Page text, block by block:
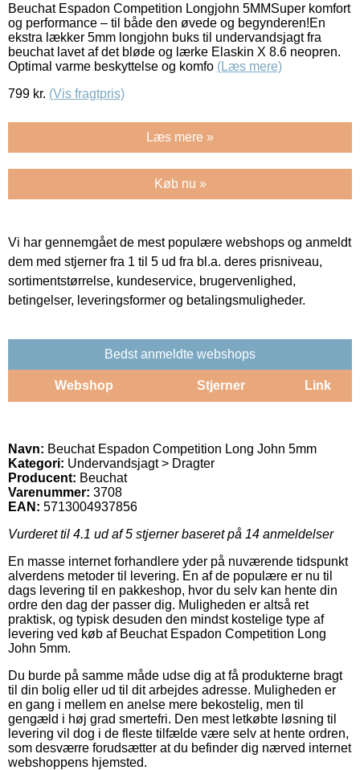
Beuchat Espadon Competition Longjohn 5MMSuper komfort
og performance – til både den øvede og begynderen!En
ekstra lækker 5mm longjohn buks til undervandsjagt fra
beuchat lavet af det bløde og lærke Elaskin X 8.6 neopren.
Optimal varme beskyttelse og komfo (Læs mere)
799 kr. (Vis fragtpris)
Læs mere »
Køb nu »
Vi har gennemgået de mest populære webshops og anmeldt
dem med stjerner fra 1 til 5 ud fra bl.a. deres prisniveau,
sortimentstørrelse, kundeservice, brugervenlighed,
betingelser, leveringsformer og betalingsmuligheder.
Bedst anmeldte webshops
Webshop Stjerner Link
Navn: Beuchat Espadon Competition Long John 5mm
Kategori: Undervandsjagt > Dragter
Producent: Beuchat
Varenummer: 3708
EAN: 5713004937856
Vurderet til 4.1 ud af 5 stjerner baseret på 14 anmeldelser
En masse internet forhandlere yder på nuværende tidspunkt
alverdens metoder til levering. En af de populære er nu til
dags levering til en pakkeshop, hvor du selv kan hente din
ordre den dag der passer dig. Muligheden er altså ret
praktisk, og typisk desuden den mindst kostelige type af
levering ved køb af Beuchat Espadon Competition Long
John 5mm.
Du burde på samme måde udse dig at få produkterne bragt
til din bolig eller ud til dit arbejdes adresse. Muligheden er
en gang i mellem en anelse mere bekostelig, men til
gengæld i høj grad smertefri. Den mest letkøbte løsning til
levering vil dog i de fleste tilfælde være selv at hente ordren,
som desværre forudsætter at du befinder dig nærved internet
webshoppens hjemsted.